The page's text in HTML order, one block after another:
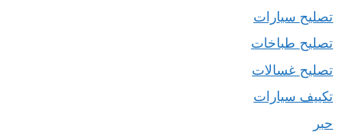
تصليح سيارات
تصليح طباخات
تصليح غسالات
تكييف سيارات
حبر